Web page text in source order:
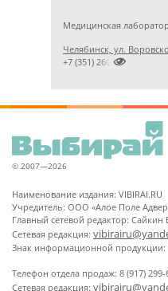
Медицинская
Челябинск, ул.

+7 (351) 2609824
© 2007—2026
Наименование издания: VIBIRAI.RU
Учредитель: ООО «Алое Поле
Главный сетевой редактор: Сайкин
Сетевая редакция:
Знак информационной продукции:
Телефон отдела продаж: 8 (917) 299-
Сетевая редакция: